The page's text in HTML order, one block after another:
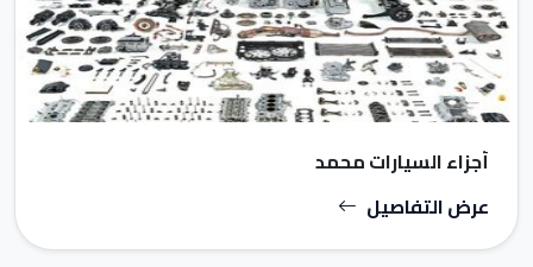
أجزاء السيارات محمد
عرض التفاصيل